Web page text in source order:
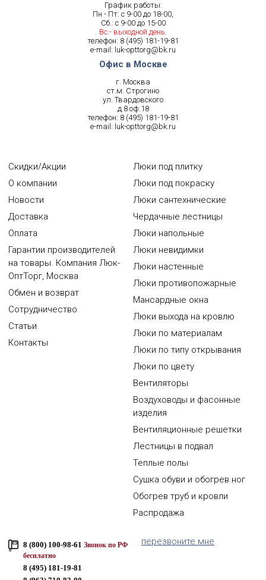
График работы:
Пн - Пт: с 9-00 до 18-00,
Сб.: с 9-00 до 15-00
Вс.- выходной день.
телефон: 8 (495) 181-19-81
e-mail: luk-opttorg@bk.ru
Офис в Москве
г. Москва
ст.м. Строгино
ул. Твардовского
д.8 оф.18
телефон: 8 (495) 181-19-81
e-mail: luk-opttorg@bk.ru
Скидки/Акции
О компании
Новости
Доставка
Оплата
Гарантии производителей
на товары. Компания Люк-
ОптТорг, Москва
Обмен и возврат
Сотрудничество
Статьи
Контакты
Люки под плитку
Люки под покраску
Люки сантехнические
Чердачные лестницы
Люки напольные
Люки невидимки
Люки настенные
Люки противопожарные
Мансардные окна
Люки выхода на кровлю
Люки по материалам
Люки по типу открывания
Люки по цвету
Вентиляторы
Воздуховоды и фасонные
изделия
Вентиляционные решетки
Лестницы в подвал
Теплые полы
Сушка обуви и обогрев ног
Обогрев труб и кровли
Распродажа
8 (800) 100-98-61 Звонок по РФ
бесплатно
8 (495) 181-19-81
перезвоните мне